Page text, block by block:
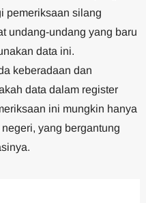
pemeriksaan silang
undang-undang yang baru
data ini.
keberadaan dan
data dalam register
ini mungkin hanya
yang bergantung